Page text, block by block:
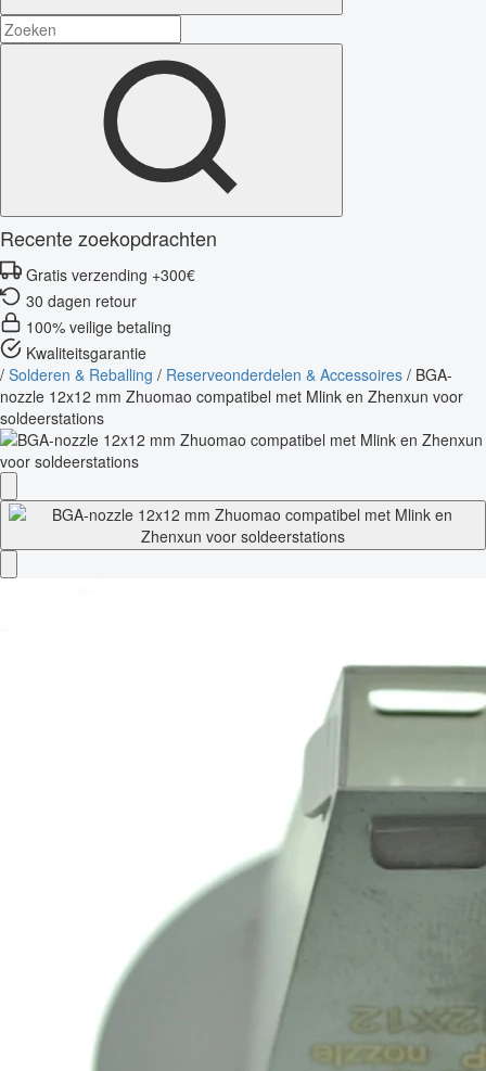
Recente zoekopdrachten
Gratis verzending +300€
30 dagen retour
100% veilige betaling
Kwaliteitsgarantie
/ Solderen & Reballing / Reserveonderdelen & Accessoires / BGA-
nozzle 12x12 mm Zhuomao compatibel met Mlink en Zhenxun voor
soldeerstations